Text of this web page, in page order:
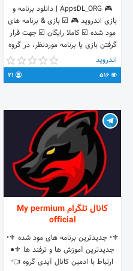
🎮 AppsDL_ORG | دانلود برنامه و
بازی اندروید 🎮 ☑️ بازی & برنامه های
مود شده ☑️ کاملا رایگان ☑️ جهت قرار
گرفتن بازی یا برنامه موردنظر، در گروه
پیام بفرستید.
اندروید
کانال تلگرام My permium
official
⚜️• جدیدترین برنامه های مود شده ⚜️•
جدیدترین آموزش ها و ترفند ها ⚜️●
ارتباط با ادمین کانال آیدی گروه 👈